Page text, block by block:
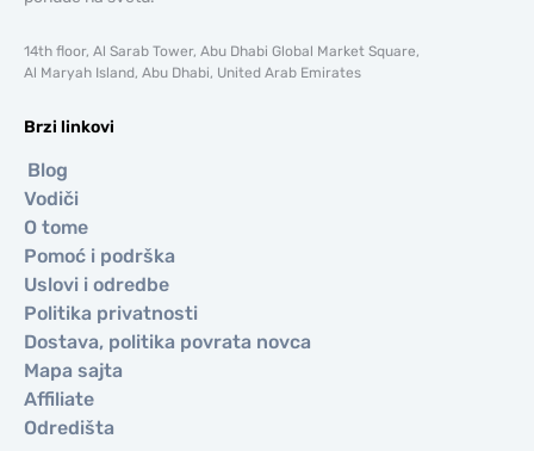
14th floor, Al Sarab Tower, Abu Dhabi Global Market Square,
Al Maryah Island, Abu Dhabi, United Arab Emirates
Brzi linkovi
Blog
Vodiči
O tome
Pomoć i podrška
Uslovi i odredbe
Politika privatnosti
Dostava, politika povrata novca
Mapa sajta
Affiliate
Odredišta